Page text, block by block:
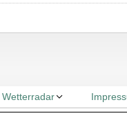
Wetterradar